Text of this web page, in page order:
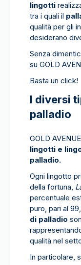
lingotti
tra i quali il
qualità per gli
desiderano
Senza
su GOLD
Basta un click!
I diversi
palladio
GOLD
lingotti e
palladio.
Ogni lingotto
della fortuna,
percentuale
puro, pari al
di palladio
qualità nel
In particolare,